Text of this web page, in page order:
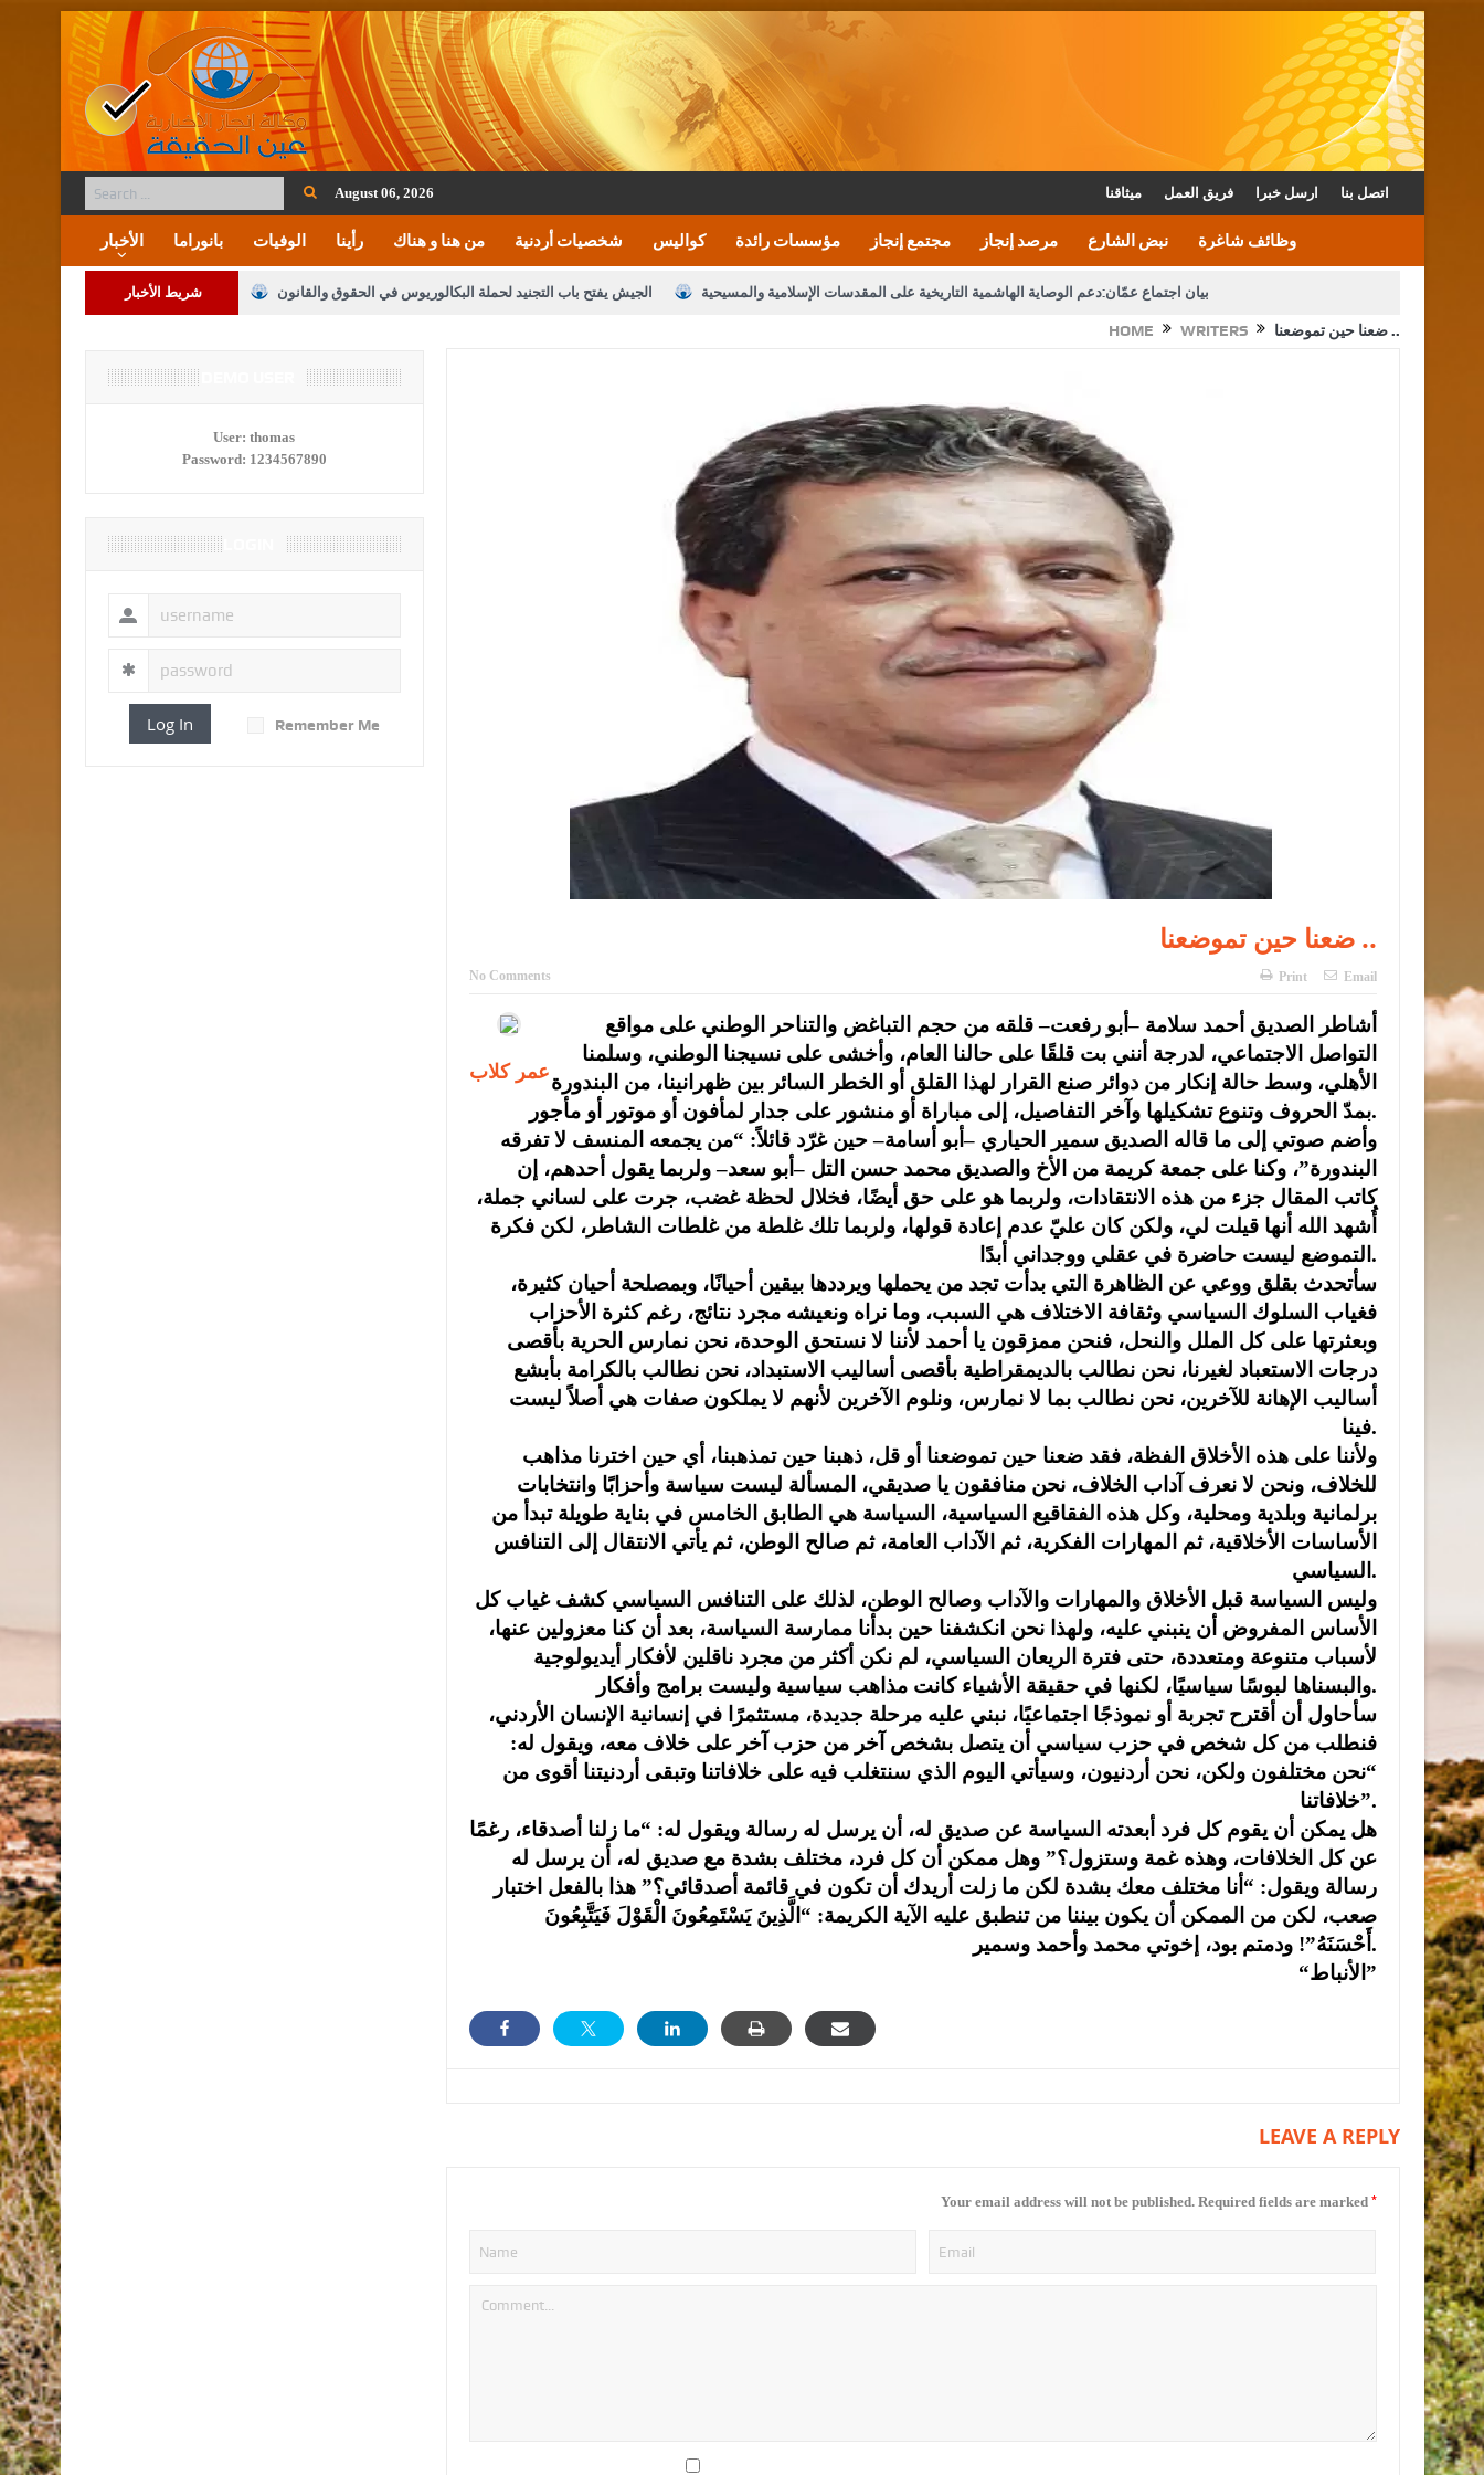
August 06, 2026 ميثاقنا فريق العمل ارسل خبرا اتصل بنا
الأخبار بانوراما الوفيات رأينا من هنا و هناك شخصيات أردنية كواليس مؤسسات رائدة مجتمع إنجاز مرصد إنجاز نبض الشارع وظائف شاغرة
شريط الأخبار الجيش يفتح باب التجنيد لحملة البكالوريوس في الحقوق والقانون بيان اجتماع عمّان:دعم الوصاية الهاشمية التاريخية على المقدسات الإسلامية والمسيحية
القاضي يلتقي رؤساء تحرير الصحف اليومية ويؤكد حرص مجلس النواب على شراكة فاعلة مع الإعلام
الملك يتلقى اتصالا هاتفيا من العاهل البحريني القاضي محمود أحمد فريحات.. مبارك ومزيدا من التوفيق
عارف بيك فريحات.. مبارك وبكم تزهو المناصب
HOME WRITERS ضعنا حين تموضعنا ..
ضعنا حين تموضعنا ..
No Comments Print Email
عمر كلاب
أشاطر الصديق أحمد سلامة –أبو رفعت– قلقه من حجم التباغض والتناحر الوطني على مواقع
التواصل الاجتماعي، لدرجة أنني بت قلقًا على حالنا العام، وأخشى على نسيجنا الوطني، وسلمنا
الأهلي، وسط حالة إنكار من دوائر صنع القرار لهذا القلق أو الخطر السائر بين ظهرانينا، من البندورة
بمدّ الحروف وتنوع تشكيلها وآخر التفاصيل، إلى مباراة أو منشور على جدار لمأفون أو موتور أو مأجور.
وأضم صوتي إلى ما قاله الصديق سمير الحياري –أبو أسامة– حين غرّد قائلاً: “من يجمعه المنسف لا تفرقه
البندورة”، وكنا على جمعة كريمة من الأخ والصديق محمد حسن التل –أبو سعد– ولربما يقول أحدهم، إن
كاتب المقال جزء من هذه الانتقادات، ولربما هو على حق أيضًا، فخلال لحظة غضب، جرت على لساني جملة،
أُشهد الله أنها قيلت لي، ولكن كان عليّ عدم إعادة قولها، ولربما تلك غلطة من غلطات الشاطر، لكن فكرة
التموضع ليست حاضرة في عقلي ووجداني أبدًا.
سأتحدث بقلق ووعي عن الظاهرة التي بدأت تجد من يحملها ويرددها بيقين أحيانًا، وبمصلحة أحيان كثيرة،
فغياب السلوك السياسي وثقافة الاختلاف هي السبب، وما نراه ونعيشه مجرد نتائج، رغم كثرة الأحزاب
وبعثرتها على كل الملل والنحل، فنحن ممزقون يا أحمد لأننا لا نستحق الوحدة، نحن نمارس الحرية بأقصى
درجات الاستعباد لغيرنا، نحن نطالب بالديمقراطية بأقصى أساليب الاستبداد، نحن نطالب بالكرامة بأبشع
أساليب الإهانة للآخرين، نحن نطالب بما لا نمارس، ونلوم الآخرين لأنهم لا يملكون صفات هي أصلاً ليست
فينا.
ولأننا على هذه الأخلاق الفظة، فقد ضعنا حين تموضعنا أو قل، ذهبنا حين تمذهبنا، أي حين اخترنا مذاهب
للخلاف، ونحن لا نعرف آداب الخلاف، نحن منافقون يا صديقي، المسألة ليست سياسة وأحزابًا وانتخابات
برلمانية وبلدية ومحلية، وكل هذه الفقاقيع السياسية، السياسة هي الطابق الخامس في بناية طويلة تبدأ من
الأساسات الأخلاقية، ثم المهارات الفكرية، ثم الآداب العامة، ثم صالح الوطن، ثم يأتي الانتقال إلى التنافس
السياسي.
وليس السياسة قبل الأخلاق والمهارات والآداب وصالح الوطن، لذلك على التنافس السياسي كشف غياب كل
الأساس المفروض أن ينبني عليه، ولهذا نحن انكشفنا حين بدأنا ممارسة السياسة، بعد أن كنا معزولين عنها،
لأسباب متنوعة ومتعددة، حتى فترة الريعان السياسي، لم نكن أكثر من مجرد ناقلين لأفكار أيديولوجية
والبسناها لبوسًا سياسيًا، لكنها في حقيقة الأشياء كانت مذاهب سياسية وليست برامج وأفكار.
سأحاول أن أقترح تجربة أو نموذجًا اجتماعيًا، نبني عليه مرحلة جديدة، مستثمرًا في إنسانية الإنسان الأردني،
فنطلب من كل شخص في حزب سياسي أن يتصل بشخص آخر من حزب آخر على خلاف معه، ويقول له:
“نحن مختلفون ولكن، نحن أردنيون، وسيأتي اليوم الذي سنتغلب فيه على خلافاتنا وتبقى أردنيتنا أقوى من
خلافاتنا”.
هل يمكن أن يقوم كل فرد أبعدته السياسة عن صديق له، أن يرسل له رسالة ويقول له: “ما زلنا أصدقاء، رغمًا
عن كل الخلافات، وهذه غمة وستزول؟” وهل ممكن أن كل فرد، مختلف بشدة مع صديق له، أن يرسل له
رسالة ويقول: “أنا مختلف معك بشدة لكن ما زلت أريدك أن تكون في قائمة أصدقائي؟” هذا بالفعل اختبار
صعب، لكن من الممكن أن يكون بيننا من تنطبق عليه الآية الكريمة: “الَّذِينَ يَسْتَمِعُونَ الْقَوْلَ فَيَتَّبِعُونَ
أَحْسَنَهُ”! ودمتم بود، إخوتي محمد وأحمد وسمير.
“الأنباط”
LEAVE A REPLY
Your email address will not be published. Required fields are marked *
User: thomas
Password: 1234567890
Log In Remember Me